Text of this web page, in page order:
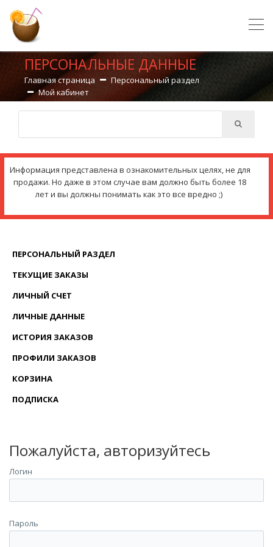
ПЕРСОНАЛЬНЫЕ ДАННЫЕ
Главная страница
Персональный раздел
Мой кабинет
Информация представлена в ознакомительных целях, не для
продажи. Но даже в этом случае вам должно быть более 18
лет и вы должны понимать как это все вредно ;)
ПЕРСОНАЛЬНЫЙ РАЗДЕЛ
(CURRENT)
ТЕКУЩИЕ ЗАКАЗЫ
(CURRENT)
ЛИЧНЫЙ СЧЕТ
(CURRENT)
ЛИЧНЫЕ ДАННЫЕ
(CURRENT)
ИСТОРИЯ ЗАКАЗОВ
(CURRENT)
ПРОФИЛИ ЗАКАЗОВ
(CURRENT)
КОРЗИНА
ПОДПИСКА
Пожалуйста, авторизуйтесь
Логин
Пароль